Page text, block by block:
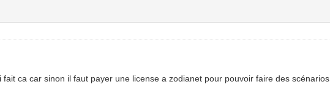
ca car sinon il faut payer une license a zodianet pour pouvoir faire des scénarios.